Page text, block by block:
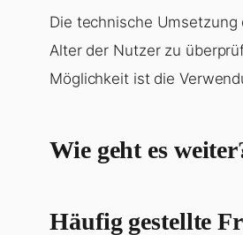
Die technische
Alter der Nutzer zu
Möglichkeit ist die
Wie geht es
Häufig gestellte